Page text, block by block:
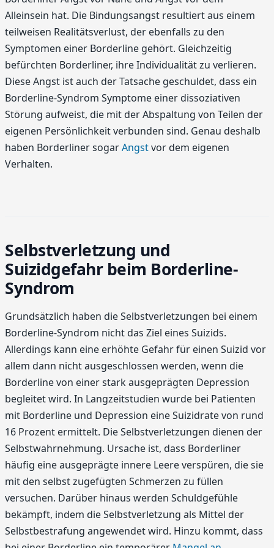
Alleinsein hat. Die Bindungsangst resultiert aus einem
teilweisen Realitätsverlust, der ebenfalls zu den
Symptomen einer Borderline gehört. Gleichzeitig
befürchten Borderliner, ihre Individualität zu verlieren.
Diese Angst ist auch der Tatsache geschuldet, dass ein
Borderline-Syndrom Symptome einer dissoziativen
Störung aufweist, die mit der Abspaltung von Teilen der
eigenen Persönlichkeit verbunden sind. Genau deshalb
haben Borderliner sogarAngstvor dem eigenen
Verhalten.
Selbstverletzung und
Suizidgefahr beim Borderline-
Syndrom
Grundsätzlich haben die Selbstverletzungen bei einem
Borderline-Syndrom nicht das Ziel eines Suizids.
Allerdings kann eine erhöhte Gefahr für einen Suizid vor
allem dann nicht ausgeschlossen werden, wenn die
Borderline von einer stark ausgeprägten Depression
begleitet wird. In Langzeitstudien wurde bei Patienten
mit Borderline und Depression eine Suizidrate von rund
16 Prozent ermittelt. Die Selbstverletzungen dienen der
Selbstwahrnehmung. Ursache ist, dass Borderliner
häufig eine ausgeprägte innere Leere verspüren, die sie
mit den selbst zugefügten Schmerzen zu füllen
versuchen. Darüber hinaus werden Schuldgefühle
bekämpft, indem die Selbstverletzung als Mittel der
Selbstbestrafung angewendet wird. Hinzu kommt, dass